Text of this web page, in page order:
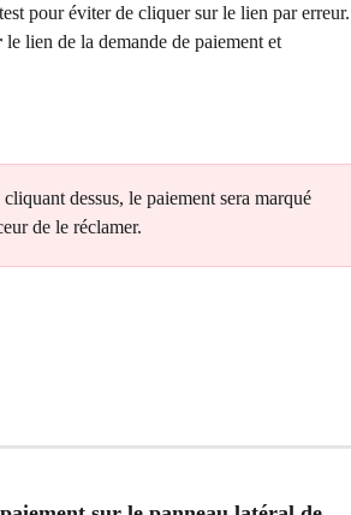
pour éviter de cliquer sur le lien par erreur.
le lien de la demande de paiement et
dessus, le paiement sera marqué
de le réclamer.